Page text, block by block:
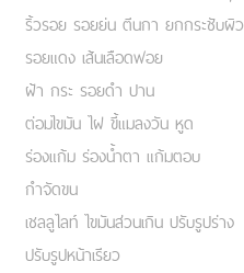
ริ้วรอย รอยย่น ตีนกา ยกกระชับผิว
รอยแดง เส้นเลือดฟอย
ฝ้า กระ รอยดำ ปาน
ต่อมไขมัน ไฝ ขี้แมลงวัน หูด
ร่องแก้ม ร่องน้ำตา แก้มตอบ
กำจัดขน
เชลลูไลท์ ไขมันส่วนเกิน ปรับรูปร่าง
ปรับรูปหน้าเรียว